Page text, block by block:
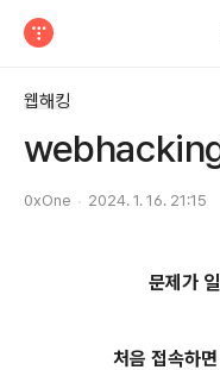
웹해킹
0xOne 2024. 1. 16. 21:15
문제가
처음 접속하